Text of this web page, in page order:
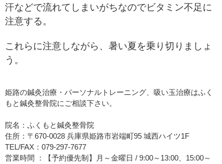
汗などで流れてしまいがちなのでビタミン不足に
注意する。
これらに注意しながら、暑い夏を乗り切りましょ
う。
姫路の鍼灸治療・パーソナルトレーニング、吸い玉治療はふく
もと鍼灸整骨院にご相談下さい。
院名：ふくもと鍼灸整骨院
住所：〒670-0028 兵庫県姫路市岩端町95 城西ハイツ1F
TEL/FAX：079-297-7677
営業時間 ：【予約優先制】月～金曜日 / 9:00～13:00、15:00～